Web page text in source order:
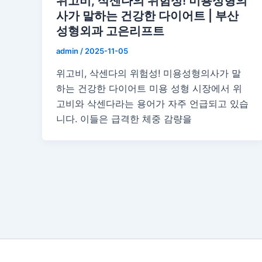
사가 말하는 건강한 다이어트 | 부산
성형외과 고은리프트
admin /2025-11-05
위고비, 삭센다의 위험성! 미용성형의사가 말
하는 건강한 다이어트 미용 성형 시장에서 위
고비와 삭센다라는 용어가 자주 언급되고 있습
니다. 이들은 급격한 체중 감량을